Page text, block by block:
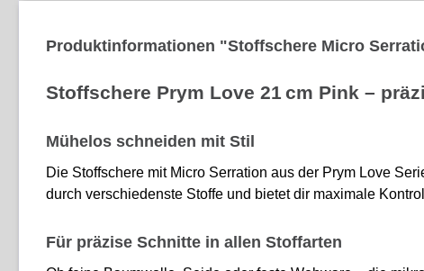
Produktinformationen "Stoffschere Micro
Stoffschere Prym Love 21 cm Pink –
Mühelos schneiden mit Stil
Die Stoffschere mit Micro Serration aus der Prym Love
durch verschiedenste Stoffe und bietet dir maximale
Für präzise Schnitte in allen Stoffarten